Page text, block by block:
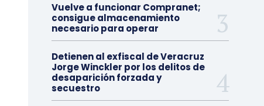
Vuelve a funcionar Compranet;
consigue almacenamiento
necesario para operar
Detienen al exfiscal de Veracruz
Jorge Winckler por los delitos de
desaparición forzada y
secuestro